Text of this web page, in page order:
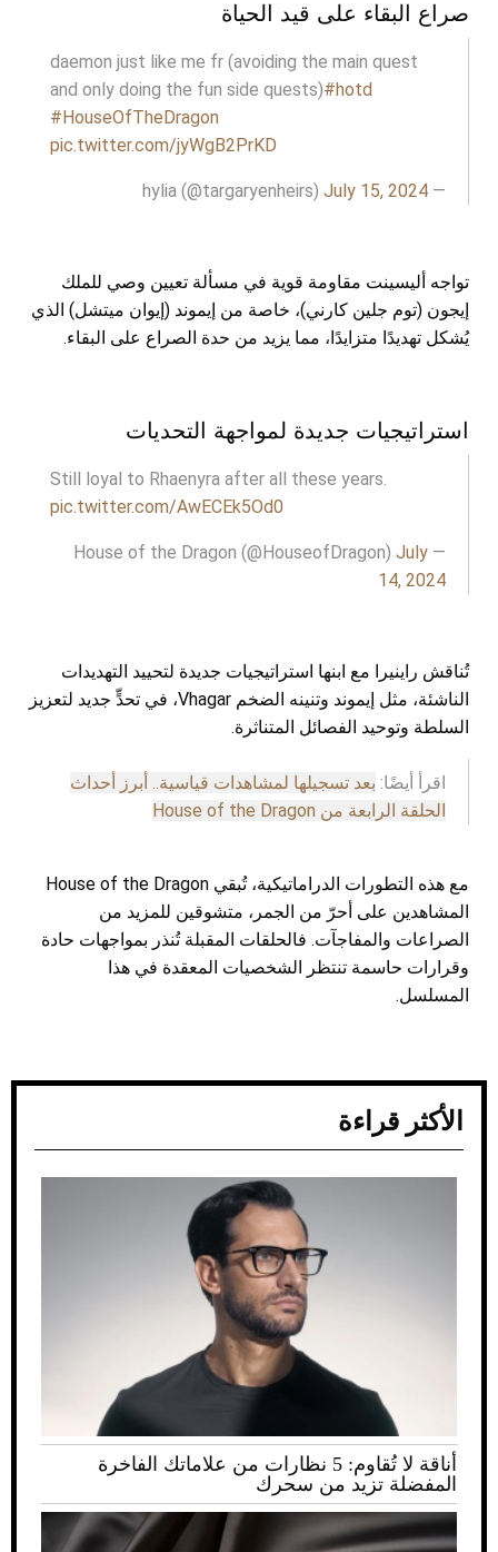
صراع البقاء على قيد الحياة
daemon just like me fr (avoiding the main quest
and only doing the fun side quests)#hotd
#HouseOfTheDragon
pic.twitter.com/jyWgB2PrKD
— hylia (@targaryenheirs)
July 15, 2024
تواجه أليسينت مقاومة قوية في مسألة تعيين وصي للملك
إيجون (توم جلين كارني)، خاصة من إيموند (إيوان ميتشل) الذي
يُشكل تهديدًا متزايدًا، مما يزيد من حدة الصراع على البقاء.
استراتيجيات جديدة لمواجهة التحديات
Still loyal to Rhaenyra after all these years.
pic.twitter.com/AwECEk5Od0
— House of the Dragon (@HouseofDragon)
July
14, 2024
تُناقش راينيرا مع ابنها استراتيجيات جديدة لتحييد التهديدات
الناشئة، مثل إيموند وتنينه الضخم Vhagar، في تحدٍّ جديد لتعزيز
السلطة وتوحيد الفصائل المتناثرة.
اقرأ أيضًا: بعد تسجيلها لمشاهدات قياسية.. أبرز أحداث
الحلقة الرابعة من House of the Dragon
مع هذه التطورات الدراماتيكية، تُبقي House of the Dragon
المشاهدين على أحرّ من الجمر، متشوقين للمزيد من
الصراعات والمفاجآت. فالحلقات المقبلة تُنذر بمواجهات حادة
وقرارات حاسمة تنتظر الشخصيات المعقدة في هذا
المسلسل.
الأكثر قراءة
أناقة لا تُقاوم: 5 نظارات من علاماتك الفاخرة
المفضلة تزيد من سحرك